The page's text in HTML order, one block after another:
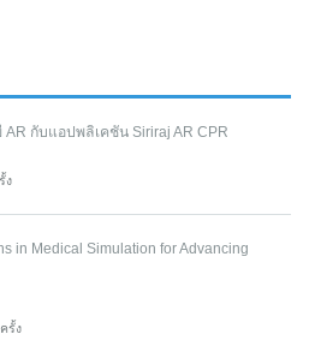
กับแอปพลิเคชัน Siriraj AR CPR
ง
in Medical Simulation for Advancing
รั้ง